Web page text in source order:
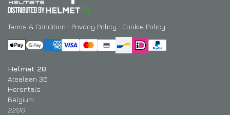
Terms & Condition · Privacy Policy · Cookie Policy
Helmet 28
Atealaan 36
Herentals
Belgium
2200